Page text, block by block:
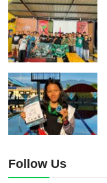
Follow Us